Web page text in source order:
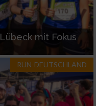
mit Fokus
RUN-DEUTSCHLAND